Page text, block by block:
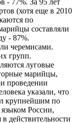
(хотя еще в 2010
по
составляли
- 87%.
черемисами.
групп.
луговые
марийцы,
проведении
указали, что
крупнейшим по
России,
действительности